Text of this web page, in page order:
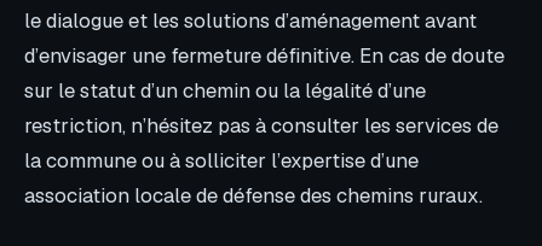
le dialogue et les solutions d’aménagement avant
d’envisager une fermeture définitive. En cas de doute
sur le statut d’un chemin ou la légalité d’une
restriction, n’hésitez pas à consulter les services de
la commune ou à solliciter l’expertise d’une
association locale de défense des chemins ruraux.